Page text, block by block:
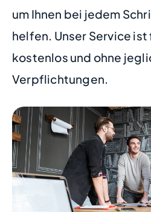
um Ihnen bei jedem
helfen. Unser Service
kostenlos und ohne
Verpflichtungen.